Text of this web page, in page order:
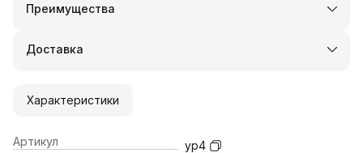
Преимущества
Оплата частями в Сплит
Удобный возврат
Доставка
Характеристики
Артикул
yp4